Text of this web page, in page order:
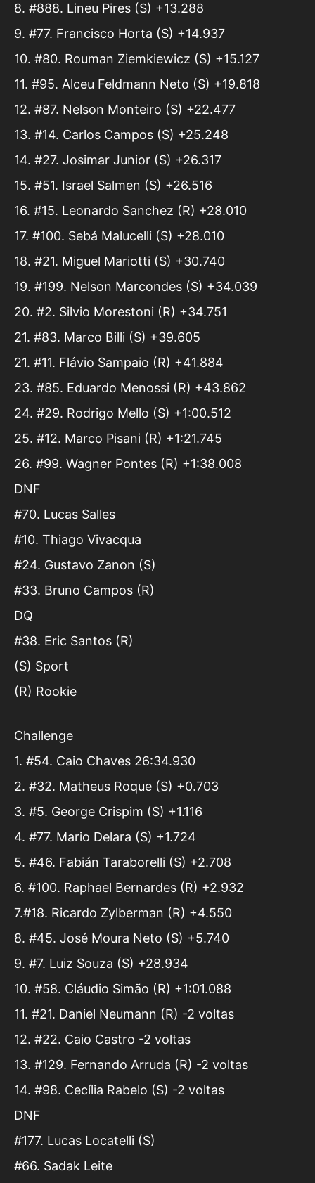
8. #888. Lineu Pires (S) +13.288
9. #77. Francisco Horta (S) +14.937
10. #80. Rouman Ziemkiewicz (S) +15.127
11. #95. Alceu Feldmann Neto (S) +19.818
12. #87. Nelson Monteiro (S) +22.477
13. #14. Carlos Campos (S) +25.248
14. #27. Josimar Junior (S) +26.317
15. #51. Israel Salmen (S) +26.516
16. #15. Leonardo Sanchez (R) +28.010
17. #100. Sebá Malucelli (S) +28.010
18. #21. Miguel Mariotti (S) +30.740
19. #199. Nelson Marcondes (S) +34.039
20. #2. Silvio Morestoni (R) +34.751
21. #83. Marco Billi (S) +39.605
21. #11. Flávio Sampaio (R) +41.884
23. #85. Eduardo Menossi (R) +43.862
24. #29. Rodrigo Mello (S) +1:00.512
25. #12. Marco Pisani (R) +1:21.745
26. #99. Wagner Pontes (R) +1:38.008
DNF
#70. Lucas Salles
#10. Thiago Vivacqua
#24. Gustavo Zanon (S)
#33. Bruno Campos (R)
DQ
#38. Eric Santos (R)
(S) Sport
(R) Rookie
Challenge
1. #54. Caio Chaves 26:34.930
2. #32. Matheus Roque (S) +0.703
3. #5. George Crispim (S) +1.116
4. #77. Mario Delara (S) +1.724
5. #46. Fabián Taraborelli (S) +2.708
6. #100. Raphael Bernardes (R) +2.932
7.#18. Ricardo Zylberman (R) +4.550
8. #45. José Moura Neto (S) +5.740
9. #7. Luiz Souza (S) +28.934
10. #58. Cláudio Simão (R) +1:01.088
11. #21. Daniel Neumann (R) -2 voltas
12. #22. Caio Castro -2 voltas
13. #129. Fernando Arruda (R) -2 voltas
14. #98. Cecília Rabelo (S) -2 voltas
DNF
#177. Lucas Locatelli (S)
#66. Sadak Leite